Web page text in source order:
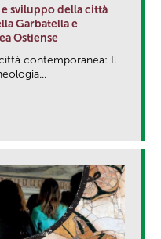
sviluppo della città
Garbatella e
Ostiense
contemporanea: Il